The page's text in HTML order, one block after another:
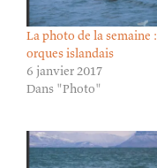
La photo de la semaine :
orques islandais
6 janvier 2017
Dans "Photo"